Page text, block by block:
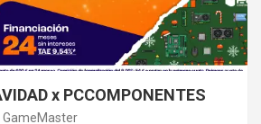
x PCCOMPONENTES
GameMaster